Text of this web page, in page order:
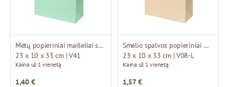
Mėtų popieriniai maišeliai su medžiaginėmis rankenomis
23 x 10 x 33 cm | V41
Kaina už 1 vienetą
1,40 €
Smėlio spalvos popieriniai maišeliai su atlasinio kaspino rankenomis
23 x 10 x 33 cm | V08-L
Kaina už 1 vienetą
1,57 €